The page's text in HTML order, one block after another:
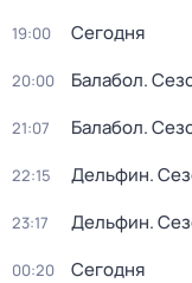
19:00 Сегодня
20:00 Балабол.
21:07 Балабол.
22:15 Дельфин.
23:17 Дельфин.
00:20 Сегодня